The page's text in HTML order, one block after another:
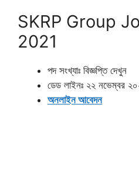
SKRP Group
2021
পদ সংখ্যাঃ বিজ্ঞপ্তি দেখুন
ডেড লাইনঃ ২২ নভেম্বর
অনলাইন আবেদন